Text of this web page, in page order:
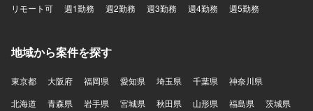
リモート可 週1勤務 週2勤務 週3勤務 週4勤務 週5勤務
地域から案件を探す
東京都 大阪府 福岡県 愛知県 埼玉県 千葉県
神奈川県
北海道
青森県 岩手県 宮城県 秋田県 山形県 福島県
茨城県